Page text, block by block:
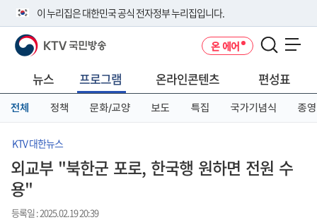
이 누리집은 대한민국 공식 전자정부 누리집입니다.
공식 누리집 주소 확인하기
니다.
이밖에 or.kr 또는 .kr등 다른 도메인 주소를 사용하고 있다면 아래 URL에
서 도메인 주소를 확인해 보세요
KTV 국민방송 온 에어
뉴스 프로그램 온라인콘텐츠 편성표
전체 정책 문화/교양 보도 특집 국가기념식 종영
KTV 대한뉴스
외교부 "북한군 포로, 한국행 원하면 전원 수
용"
등록일 : 2025.02.19 20:39